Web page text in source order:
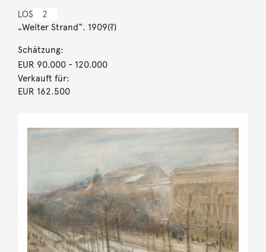
LOS 2
„Weiter Strand“. 1909(?)
Schätzung:
EUR 90.000- 120.000
Verkauft für:
EUR 162.500